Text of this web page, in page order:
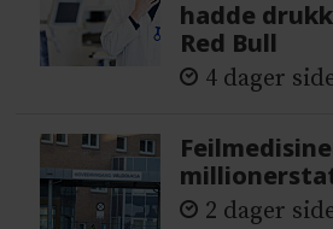
hadde
Red Bull
4 dager
2 dager